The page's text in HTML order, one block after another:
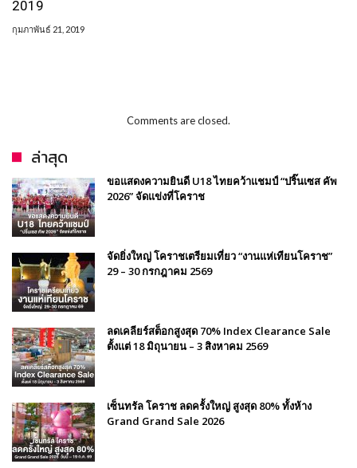
2019
กุมภาพันธ์ 21, 2019
Comments are closed.
ล่าสุด
ขอแสดงความยินดี U18 ไทยคว้าแชมป์ “ปริ๊นเซส คัพ
2026” จัดแข่งที่โคราช
จัดยิ่งใหญ่ โคราชเตรียมเที่ยว “งานแห่เทียนโคราช”
29 – 30 กรกฎาคม 2569
ลดเคลียร์สต็อกสูงสุด 70% Index Clearance Sale
ตั้งแต่ 18 มิถุนายน – 3 สิงหาคม 2569
เซ็นทรัล โคราช ลดครั้งใหญ่ สูงสุด 80% ทั้งห้าง
Grand Grand Sale 2026